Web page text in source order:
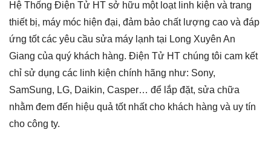
Hệ Thống Điện Tử HT sở hữu một loạt linh kiện và trang
thiết bị, máy móc hiện đại, đảm bảo chất lượng cao và đáp
ứng tốt các yêu cầu sửa máy lạnh tại Long Xuyên An
Giang của quý khách hàng. Điện Tử HT chúng tôi cam kết
chỉ sử dụng các linh kiện chính hãng như: Sony,
SamSung, LG, Daikin, Casper… để lắp đặt, sửa chữa
nhằm đem đến hiệu quả tốt nhất cho khách hàng và uy tín
cho công ty.